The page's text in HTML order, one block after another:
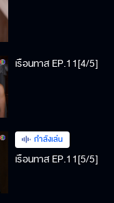
เรือนทาส EP.11[4/5]
กำลังเล่น
เรือนทาส EP.11[5/5]